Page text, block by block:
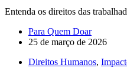
Entenda os direitos das
Para Quem Doar
25 de março de 2026
Direitos Humanos,